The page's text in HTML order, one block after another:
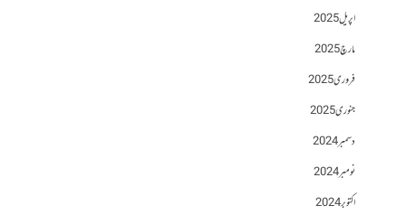
اپریل 2025
مارچ 2025
فروری 2025
جنوری 2025
دسمبر 2024
نومبر 2024
اکتوبر 2024